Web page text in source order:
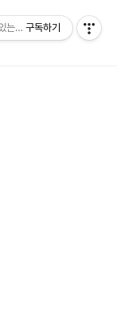
는 도보여행
구독하기